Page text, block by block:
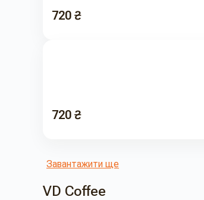
720 ₴
720 ₴
Завантажити ще
VD Coffee